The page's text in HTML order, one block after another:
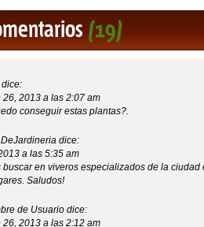
(19)
dice:
26, 2013 a las 2:07 am
conseguir estas plantas?.
dice:
a las 5:35 am
buscar en viveros especializados de la
Saludos!
de Usuario dice:
26, 2013 a las 2:12 am